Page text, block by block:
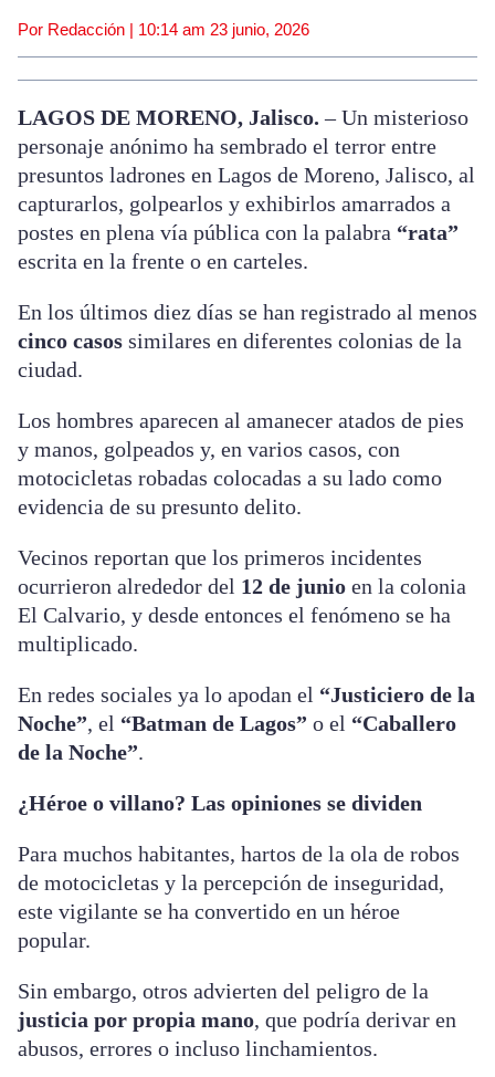
Por Redacción | 10:14 am 23 junio, 2026
LAGOS DE MORENO, Jalisco. – Un misterioso
personaje anónimo ha sembrado el terror entre
presuntos ladrones en Lagos de Moreno, Jalisco, al
capturarlos, golpearlos y exhibirlos amarrados a
postes en plena vía pública con la palabra “rata”
escrita en la frente o en carteles.
En los últimos diez días se han registrado al menos
cinco casos similares en diferentes colonias de la
ciudad.
Los hombres aparecen al amanecer atados de pies
y manos, golpeados y, en varios casos, con
motocicletas robadas colocadas a su lado como
evidencia de su presunto delito.
Vecinos reportan que los primeros incidentes
ocurrieron alrededor del 12 de junio en la colonia
El Calvario, y desde entonces el fenómeno se ha
multiplicado.
En redes sociales ya lo apodan el “Justiciero de la
Noche”, el “Batman de Lagos” o el “Caballero
de la Noche”.
¿Héroe o villano? Las opiniones se dividen
Para muchos habitantes, hartos de la ola de robos
de motocicletas y la percepción de inseguridad,
este vigilante se ha convertido en un héroe
popular.
Sin embargo, otros advierten del peligro de la
justicia por propia mano, que podría derivar en
abusos, errores o incluso linchamientos.